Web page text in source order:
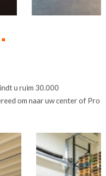
u ruim 30.000
om naar uw center of Pro